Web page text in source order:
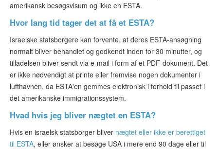
amerikansk besøgsvisum og ikke en ESTA.
Hvor lang tid tager det at få et ESTA?
Israelske statsborgere kan forvente, at deres ESTA-ansøgning
normalt bliver behandlet og godkendt inden for 30 minutter, og
tilladelsen bliver sendt via e-mail i form af et PDF-dokument. Det
er ikke nødvendigt at printe eller fremvise nogen dokumenter i
lufthavnen, da ESTA'en gemmes elektronisk i forhold til passet i
det amerikanske immigrationssystem.
Hvad hvis jeg bliver nægtet en ESTA?
Hvis en israelsk statsborger bliver nægtet eller ikke er berettiget
til ESTA, eller ønsker at besøge USA i mere end 90 dage eller til